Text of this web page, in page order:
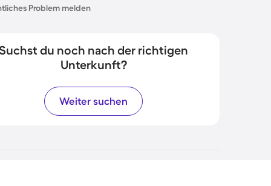
Problem melden
du noch nach der richtigen
Unterkunft?
Weiter suchen